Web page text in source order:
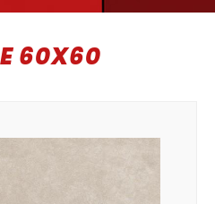
60X60